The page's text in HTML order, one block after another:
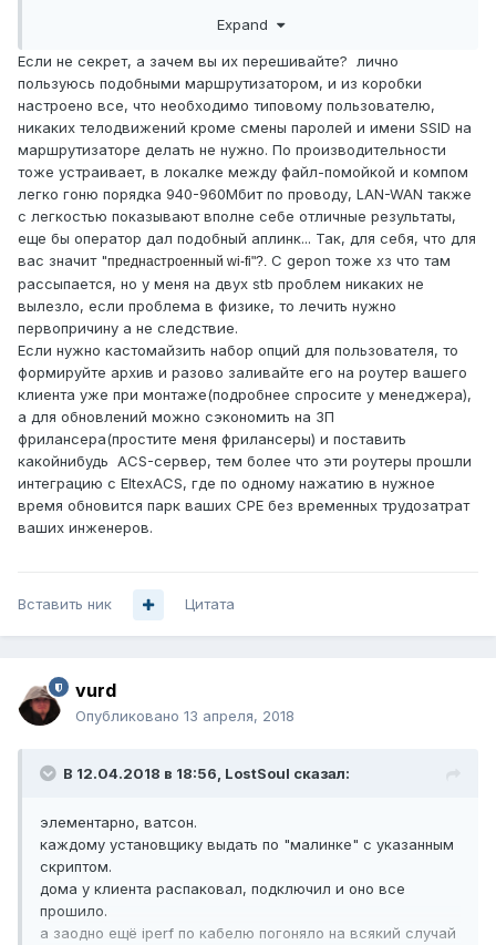
Expand
Если не секрет, а зачем вы их перешивайте? лично
пользуюсь подобными маршрутизатором, и из коробки
настроено все, что необходимо типовому пользователю,
никаких телодвижений кроме смены паролей и имени SSID на
маршрутизаторе делать не нужно. По производительности
тоже устраивает, в локалке между файл-помойкой и компом
легко гоню порядка 940-960Мбит по проводу, LAN-WAN также
с легкостью показывают вполне себе отличные результаты,
еще бы оператор дал подобный аплинк... Так, для себя, что для
вас значит "преднастроенный wi-fi"?. С gepon тоже хз что там
рассыпается, но у меня на двух stb проблем никаких не
вылезло, если проблема в физике, то лечить нужно
первопричину а не следствие.
Если нужно кастомайзить набор опций для пользователя, то
формируйте архив и разово заливайте его на роутер вашего
клиента уже при монтаже(подробнее спросите у менеджера),
а для обновлений можно сэкономить на ЗП
фрилансера(простите меня фрилансеры) и поставить
какойнибудь ACS-сервер, тем более что эти роутеры прошли
интеграцию с EltexACS, где по одному нажатию в нужное
время обновится парк ваших CPE без временных трудозатрат
ваших инженеров.
Вставить ник Цитата
vurd
Опубликовано 13 апреля, 2018
В 12.04.2018 в 18:56, LostSoul сказал:
элементарно, ватсон.
каждому установщику выдать по "малинке" с указанным
скриптом.
дома у клиента распаковал, подключил и оно все
прошило.
а заодно ещё iperf по кабелю погоняло на всякий случай